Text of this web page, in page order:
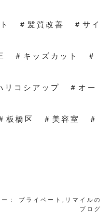
ト ＃髪質改善 ＃サイ
＃キッズカット ＃
リコシアップ ＃オー
板橋区 ＃美容室 ＃
： プライベート, リマイルの
ブログ